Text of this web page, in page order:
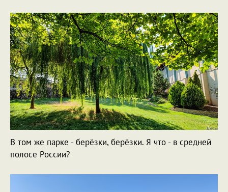
В том же парке - берёзки, берёзки. Я что - в средней
полосе России?